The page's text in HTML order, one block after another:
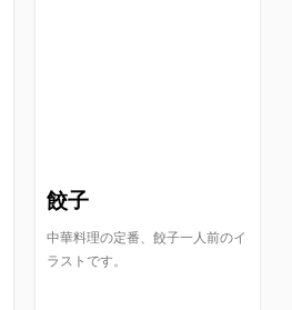
餃子
中華料理の定番、餃子一人前のイ
ラストです。